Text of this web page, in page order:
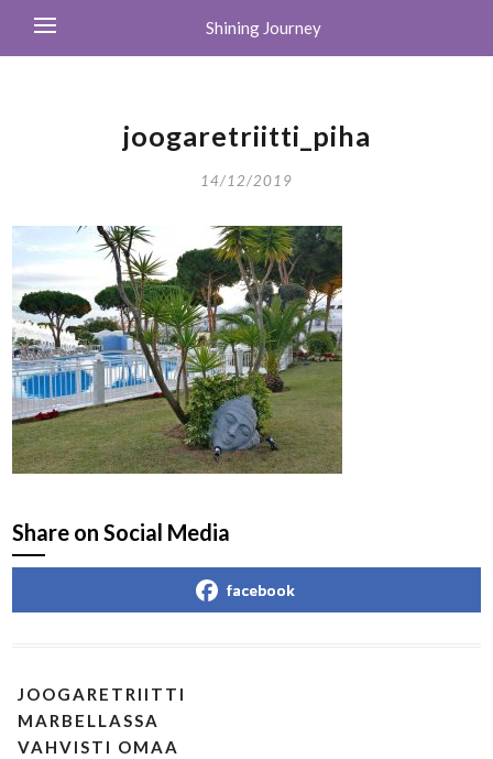
Shining Journey
joogaretriitti_piha
14/12/2019
Share on Social Media
facebook
JOOGARETRIITTI
MARBELLASSA
VAHVISTI OMAA